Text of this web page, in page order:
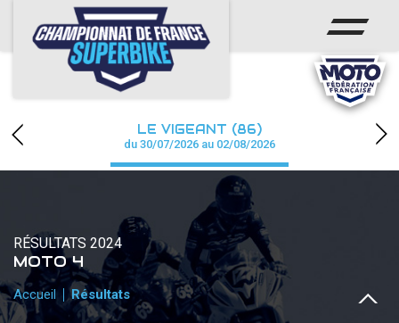
ACCUEIL
CHAMPIONNAT
CALENDRIER
PHOTOS / WEB TV
PARTENAIRES
PRESSE
LE VIGEANT (86)
du 30/07/2026 au 02/08/2026
RÉSULTATS 2024
MOTO 4
Accueil Résultats